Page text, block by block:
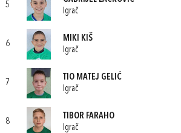
5
Igrač
6
MIKI KIŠ
Igrač
7
TIO MATEJ GELIĆ
Igrač
8
TIBOR FARAHO
Igrač